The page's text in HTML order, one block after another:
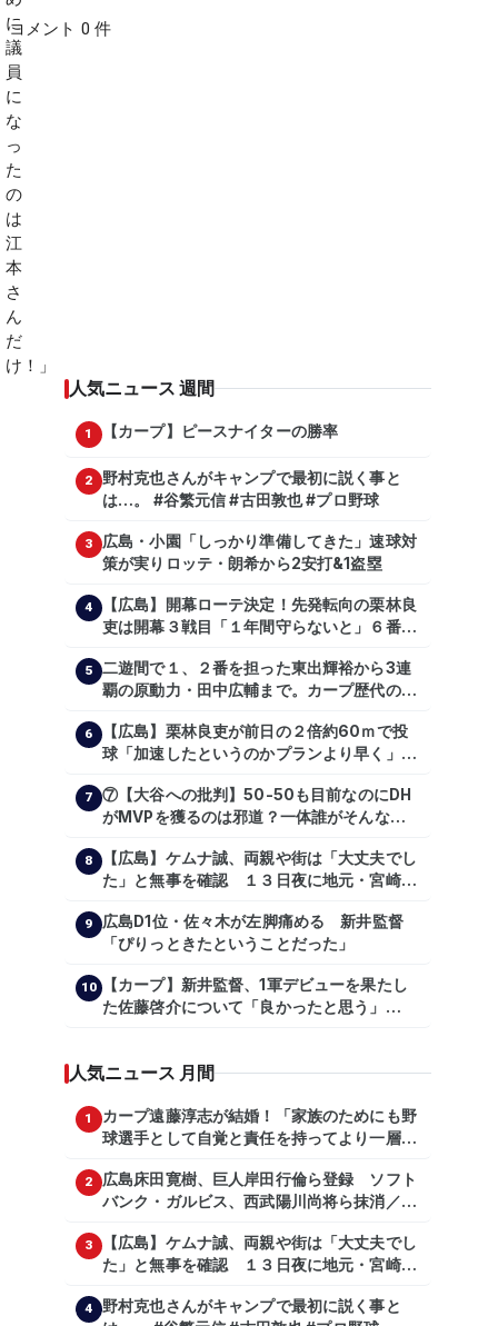
コメント 0 件
人気ニュース 週間
1 【カープ】ピースナイターの勝率
2
野村克也さんがキャンプで最初に説く事と
は…。 #谷繁元信 #古田敦也 #プロ野球
3
広島・小園「しっかり準備してきた」速球対
策が実りロッテ・朗希から2安打&1盗塁
4
【広島】開幕ローテ決定！先発転向の栗林良
吏は開幕３戦目「１年間守らないと」６番手
5
二遊間で１、２番を担った東出輝裕から3連
覇の原動力・田中広輔まで。カープ歴代のシ
6
【広島】栗林良吏が前日の２倍約60ｍで投
球「加速したというのかプランより早く」自
7
⑦【大谷への批判】50-50も目前なのにDH
がMVPを獲るのは邪道？一体誰がそんな事
【shoheiohtani】【池田親興】【高橋慶
彦】【広島東洋カープ】【プロ野球】
8
【広島】ケムナ誠、両親や街は「大丈夫でし
た」と無事を確認 １３日夜に地元・宮崎県
9
広島D1位・佐々木が左脚痛める 新井監督
「ぴりっときたということだった」
10
【カープ】新井監督、1軍デビューを果たし
た佐藤啓介について「良かったと思う」
人気ニュース 月間
1
カープ遠藤淳志が結婚！「家族のためにも野
球選手として自覚と責任を持ってより一層頑
2
広島床田寛樹、巨人岸田行倫ら登録 ソフト
バンク・ガルビス、西武陽川尚将ら抹消／２
3
【広島】ケムナ誠、両親や街は「大丈夫でし
た」と無事を確認 １３日夜に地元・宮崎県
4
野村克也さんがキャンプで最初に説く事と